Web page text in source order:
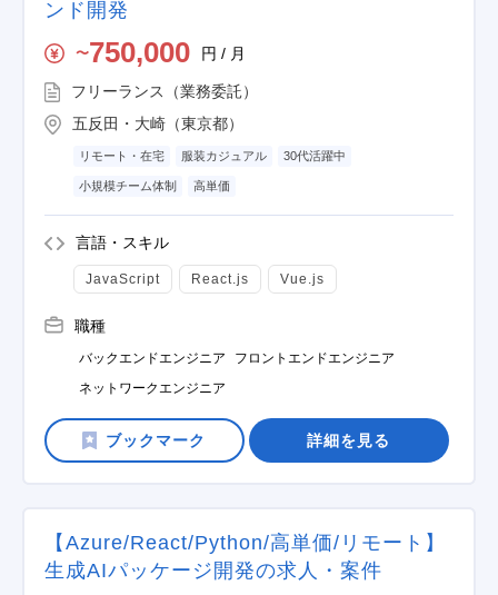
ンド開発
〜750,000 円 / 月
フリーランス（業務委託）
五反田・大崎（東京都）
リモート・在宅 服装カジュアル 30代活躍中
小規模チーム体制 高単価
言語・スキル
JavaScript React.js Vue.js
職種
バックエンドエンジニア
フロントエンドエンジニア
ネットワークエンジニア
詳細を見る
【Azure/React/Python/高単価/リモート】
生成AIパッケージ開発の求人・案件